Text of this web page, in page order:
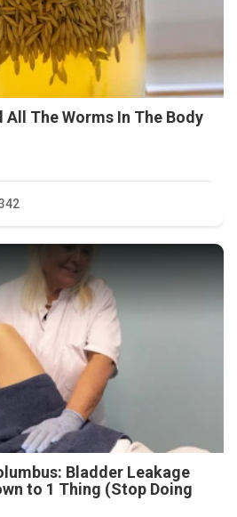
All The Worms In The Body
Bladder Leakage
to 1 Thing (Stop Doing